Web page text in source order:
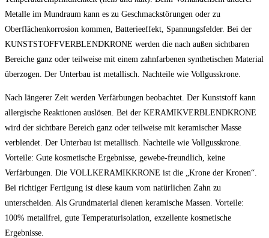
Metalle im Mundraum kann es zu Geschmackstörungen oder zu
Oberflächenkorrosion kommen, Batterieeffekt, Spannungsfelder. Bei der
KUNSTSTOFFVERBLENDKRONE werden die nach außen sichtbaren
Bereiche ganz oder teilweise mit einem zahnfarbenen synthetischen Material
überzogen. Der Unterbau ist metallisch. Nachteile wie Vollgusskrone.
Nach längerer Zeit werden Verfärbungen beobachtet. Der Kunststoff kann
allergische Reaktionen auslösen. Bei der KERAMIKVERBLENDKRONE
wird der sichtbare Bereich ganz oder teilweise mit keramischer Masse
verblendet. Der Unterbau ist metallisch. Nachteile wie Vollgusskrone.
Vorteile: Gute kosmetische Ergebnisse, gewebe-freundlich, keine
Verfärbungen. Die VOLLKERAMIKKRONE ist die „Krone der Kronen“.
Bei richtiger Fertigung ist diese kaum vom natürlichen Zahn zu
unterscheiden. Als Grundmaterial dienen keramische Massen. Vorteile:
100% metallfrei, gute Temperaturisolation, exzellente kosmetische
Ergebnisse.